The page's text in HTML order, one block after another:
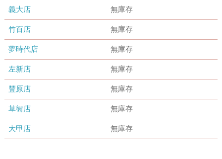
義大店 無庫存
竹百店 無庫存
夢時代店 無庫存
左新店 無庫存
豐原店 無庫存
草衙店 無庫存
大甲店 無庫存